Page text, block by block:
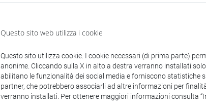
Insegnamenti mutuati
Struttura generale
Questo sito web utilizza i cookie
Questo sito utilizza cookie. I cookie necessari (di prima parte)
anonime. Cliccando sulla X in alto a destra verranno installati
abilitano le funzionalità dei social media e forniscono statistiche
partner, che potrebbero associarli ad altre informazioni per
verranno installati. Per ottenere maggiori informazioni consulta